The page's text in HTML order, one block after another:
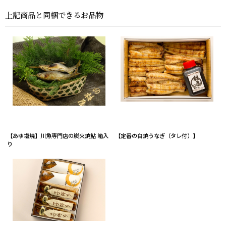
上記商品と同梱できるお品物
【あゆ塩焼】川魚専門店の炭火焼鮎 箱入
り
【定番の白焼うなぎ（タレ付）】